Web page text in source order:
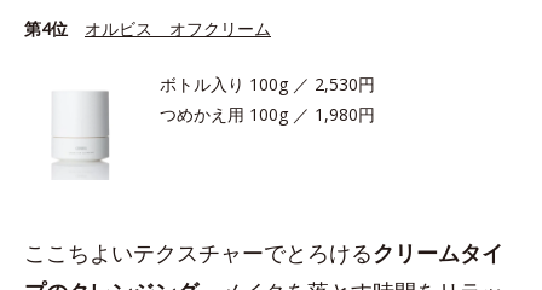
第4位 オルビス オフクリーム
ボトル入り 100g ／ 2,530円
つめかえ用 100g ／ 1,980円
ここちよいテクスチャーでとろけるクリームタイ